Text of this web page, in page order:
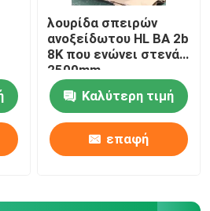
χάλυβα θερμής έλασης
χάλυβα
λουρίδα σπειρών
ανοξείδωτου HL BA 2b
8K που ενώνει στενά
2500mm
Καλύτερη τιμή
επαφή